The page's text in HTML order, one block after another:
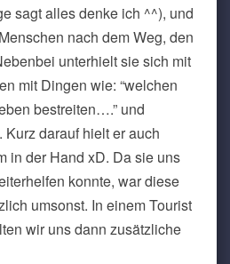
sagt alles denke ich ^^), und
nach dem Weg, den
unterhielt sie sich mit
mit Dingen wie: “welchen
bestreiten….” und
Kurz darauf hielt er auch
in der Hand xD. Da sie uns
konnte, war diese
umsonst. In einem Tourist
wir uns dann zusätzliche